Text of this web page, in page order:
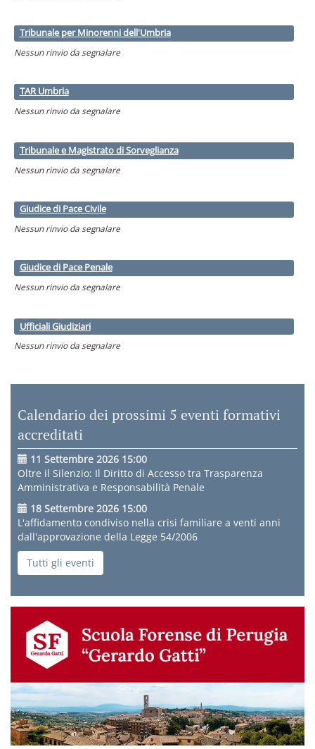
Tribunale per Minorenni dell'Umbria
Nessun rinvio da segnalare
TAR Umbria
Nessun rinvio da segnalare
Tribunale e Magistrato di Sorveglianza
Nessun rinvio da segnalare
Giudice di Pace Civile
Nessun rinvio da segnalare
Giudice di Pace Penale
Nessun rinvio da segnalare
Ufficiali Giudiziari
Nessun rinvio da segnalare
Calendario dei prossimi 5 eventi formativi
accreditati
11 Settembre 2026 15:00
Oltre il Silenzio: Il Diritto di Accesso tra Trasparenza
Amministrativa e Responsabilità Penale
18 Settembre 2026 15:00
L'affidamento condiviso nella crisi familiare a venti anni
dall'approvazione della Legge 54/2006
Tutti gli eventi